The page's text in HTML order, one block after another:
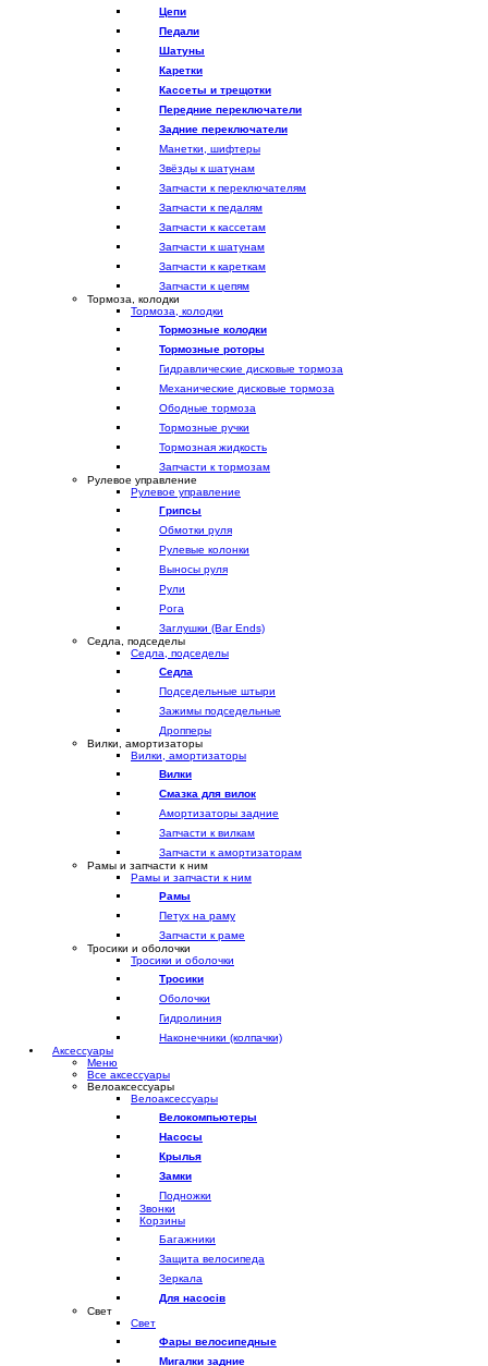
Цепи
Педали
Шатуны
Каретки
Кассеты и трещотки
Передние переключатели
Задние переключатели
Манетки, шифтеры
Звёзды к шатунам
Запчасти к переключателям
Запчасти к педалям
Запчасти к кассетам
Запчасти к шатунам
Запчасти к кареткам
Запчасти к цепям
Тормоза, колодки
Тормоза, колодки
Тормозные колодки
Тормозные роторы
Гидравлические дисковые тормоза
Механические дисковые тормоза
Ободные тормоза
Тормозные ручки
Тормозная жидкость
Запчасти к тормозам
Рулевое управление
Рулевое управление
Грипсы
Обмотки руля
Рулевые колонки
Выносы руля
Рули
Рога
Заглушки (Bar Ends)
Седла, подседелы
Седла, подседелы
Седла
Подседельные штыри
Зажимы подседельные
Дропперы
Вилки, амортизаторы
Вилки, амортизаторы
Вилки
Смазка для вилок
Амортизаторы задние
Запчасти к вилкам
Запчасти к амортизаторам
Рамы и запчасти к ним
Рамы и запчасти к ним
Рамы
Петух на раму
Запчасти к раме
Тросики и оболочки
Тросики и оболочки
Тросики
Оболочки
Гидролиния
Наконечники (колпачки)
Аксессуары
Меню
Все аксессуары
Велоаксессуары
Велоаксессуары
Велокомпьютеры
Насосы
Крылья
Замки
Подножки
Звонки
Корзины
Багажники
Защита велосипеда
Зеркала
Для насосів
Свет
Свет
Фары велосипедные
Мигалки задние